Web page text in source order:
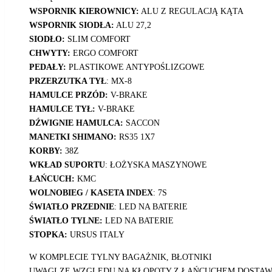
WSPORNIK KIEROWNICY: ALU Z REGULACJĄ KĄTA
WSPORNIK SIODŁA: ALU 27,2
SIODŁO: SLIM COMFORT
CHWYTY: ERGO COMFORT
PEDAŁY: PLASTIKOWE ANTYPOŚLIZGOWE
PRZERZUTKA TYŁ: MX-8
HAMULCE PRZÓD: V-BRAKE
HAMULCE TYŁ: V-BRAKE
DŹWIGNIE HAMULCA: SACCON
MANETKI SHIMANO: RS35 1X7
KORBY: 38Z
WKŁAD SUPORTU: ŁOŻYSKA MASZYNOWE
ŁAŃCUCH: KMC
WOLNOBIEG / KASETA INDEX: 7S
ŚWIATŁO PRZEDNIE: LED NA BATERIE
ŚWIATŁO TYLNE: LED NA BATERIE
STOPKA: URSUS ITALY
W KOMPLECIE TYLNY BAGAŻNIK, BŁOTNIKI